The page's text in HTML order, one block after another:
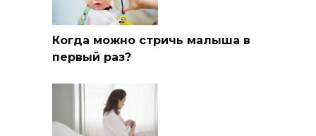
Когда можно стричь малыша в
первый раз?